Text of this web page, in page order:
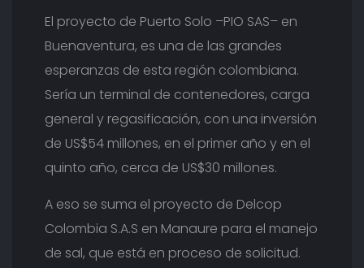
El proyecto de Puerto Solo –PIO SAS– en
Buenaventura, es una de las grandes
esperanzas de esta región colombiana.
Sería un terminal de contenedores, carga
general y regasificación, con una inversión
de US$54 millones, en el primer año y en el
quinto año, cerca de US$30 millones.
A eso se suma el proyecto de Delcop
Colombia S.A.S en Manaure para el manejo
de sal, que está en proceso de solicitud.